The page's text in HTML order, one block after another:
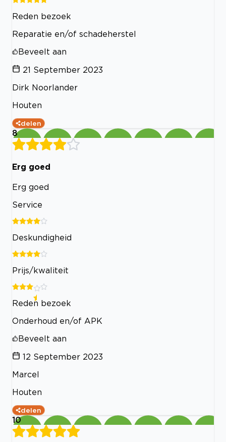
Reden bezoek
Reparatie en/of schadeherstel
Beveelt aan
21 September 2023
Dirk Noorlander
Houten
delen
8
Erg goed
Erg goed
Service
Deskundigheid
Prijs/kwaliteit
Reden bezoek
Onderhoud en/of APK
Beveelt aan
12 September 2023
Marcel
Houten
delen
10